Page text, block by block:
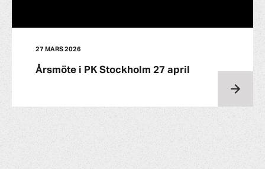
27 MARS 2026
Årsmöte i PK Stockholm 27 april